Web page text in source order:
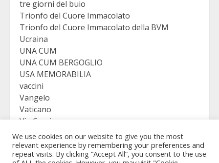
tre giorni del buio
Trionfo del Cuore Immacolato
Trionfo del Cuore Immacolato della BVM
Ucraina
UNA CUM
UNA CUM BERGOGLIO
USA MEMORABILIA
vaccini
Vangelo
Vaticano
Via Crucis
VICTORY
Viganò
We use cookies on our website to give you the most
relevant experience by remembering your preferences and
repeat visits. By clicking “Accept All”, you consent to the use